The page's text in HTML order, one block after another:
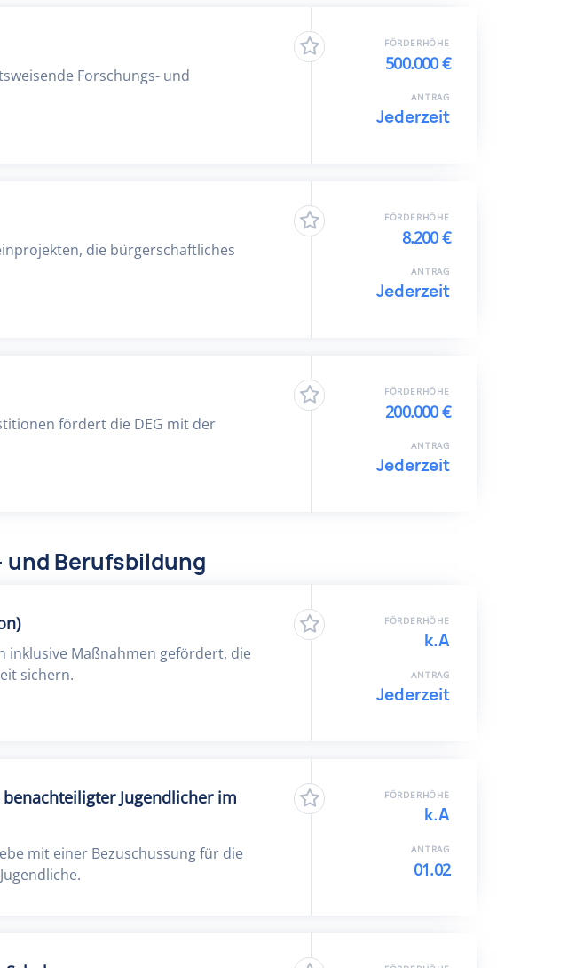
Forschungs- und
FÖRDERHÖHE
500.000 €
ANTRAG
Jederzeit
die bürgerschaftliches
FÖRDERHÖHE
8.200 €
ANTRAG
Jederzeit
fördert die DEG mit der
FÖRDERHÖHE
200.000 €
ANTRAG
Jederzeit
und Berufsbildung
inklusive Maßnahmen gefördert, die
sichern.
FÖRDERHÖHE
k.A
ANTRAG
Jederzeit
Jugendlicher im
mit einer Bezuschussung für die
FÖRDERHÖHE
k.A
ANTRAG
01.02